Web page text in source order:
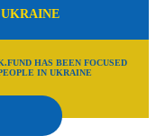
HAS BEEN FOCUSED
IN UKRAINE